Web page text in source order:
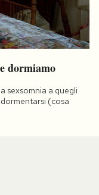
dormiamo
sexsomnia a quegli
(cosa